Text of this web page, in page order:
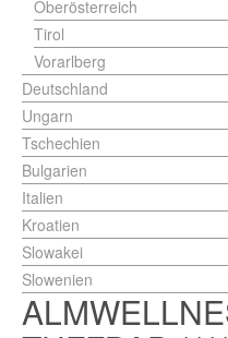
Oberösterreich
Tirol
Vorarlberg
Deutschland
Ungarn
Tschechien
Bulgarien
Italien
Kroatien
Slowakei
Slowenien